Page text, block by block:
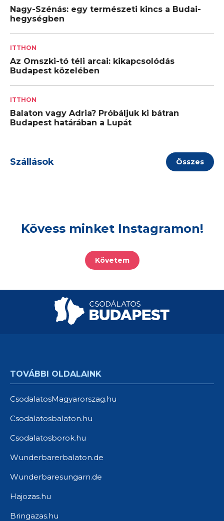
Nagy-Szénás: egy természeti kincs a Budai-
hegységben
ITTHON
Az Omszki-tó téli arcai: kikapcsolódás
Budapest közelében
ITTHON
Balaton vagy Adria? Próbáljuk ki bátran
Budapest határában a Lupát
Szállások Összes
Kövess minket Instagramon!
Követem
TOVÁBBI OLDALAINK
CsodalatosMagyarorszag.hu
Csodalatosbalaton.hu
Csodalatosborok.hu
Wunderbarerbalaton.de
Wunderbaresungarn.de
Hajozas.hu
Bringazas.hu